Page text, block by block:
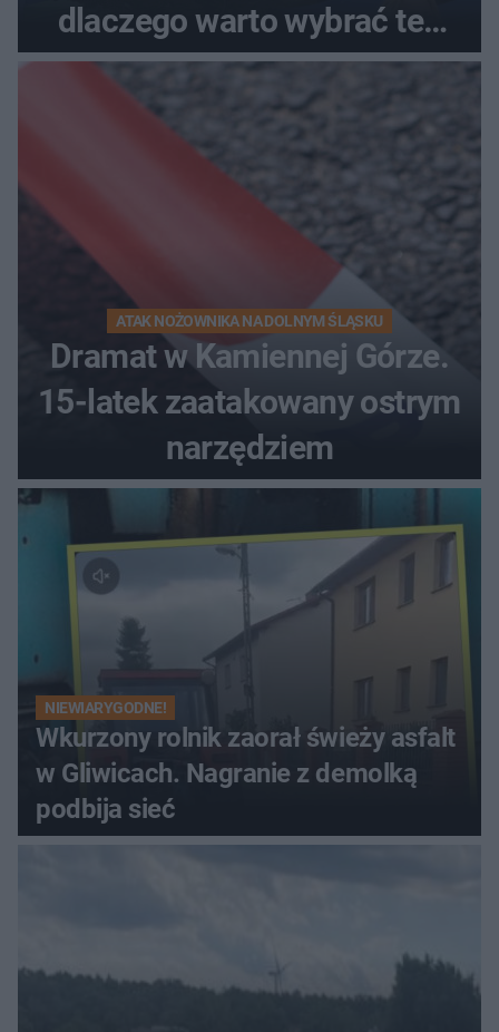
dlaczego warto wybrać ten
kierunek na urlop!
ATAK NOŻOWNIKA NA DOLNYM ŚLĄSKU
Dramat w Kamiennej Górze.
15-latek zaatakowany ostrym
narzędziem
NIEWIARYGODNE!
Wkurzony rolnik zaorał świeży asfalt
w Gliwicach. Nagranie z demolką
podbija sieć